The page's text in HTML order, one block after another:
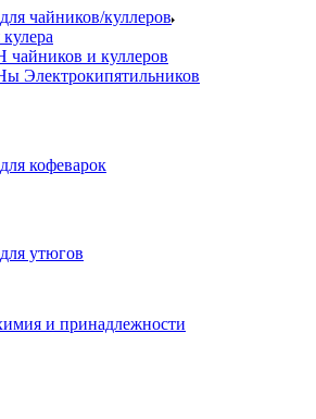
чайников/куллеров
чайников и куллеров
Электрокипятильников
кофеварок
утюгов
и принадлежности